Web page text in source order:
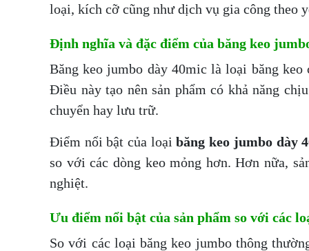
loại, kích cỡ cũng như dịch vụ gia công theo
Định nghĩa và đặc điểm của băng keo
Băng keo jumbo dày 40mic là loại băng
Điều này tạo nên sản phẩm có khả năng
chuyển hay lưu trữ.
Điểm nổi bật của loạibăng keo jumbo dày
so với các dòng keo mỏng hơn. Hơn nữa,
nghiệt.
Ưu điểm nổi bật của sản phẩm so với các
So với các loại băng keo jumbo thông